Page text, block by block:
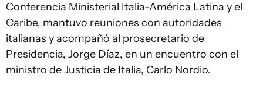
Conferencia Ministerial Italia-América Latina y el
Caribe, mantuvo reuniones con autoridades
italianas y acompañó al prosecretario de
Presidencia, Jorge Díaz, en un encuentro con el
ministro de Justicia de Italia, Carlo Nordio.